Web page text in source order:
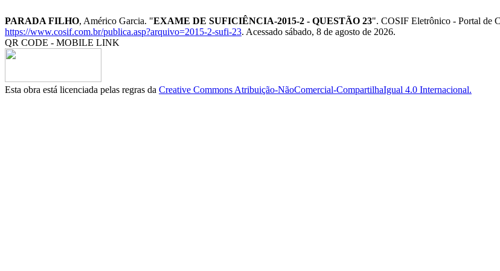
PARADA FILHO, Américo Garcia. "EXAME DE SUFICIÊNCIA-2015-2 - QUESTÃO 23". COSIF Eletrônico - Portal de
https://www.cosif.com.br/publica.asp?arquivo=2015-2-sufi-23. Acessado sábado, 8 de agosto de 2026.
QR CODE - MOBILE LINK
Esta obra está licenciada pelas regras da Creative Commons Atribuição-NãoComercial-CompartilhaIgual 4.0 Internacional.